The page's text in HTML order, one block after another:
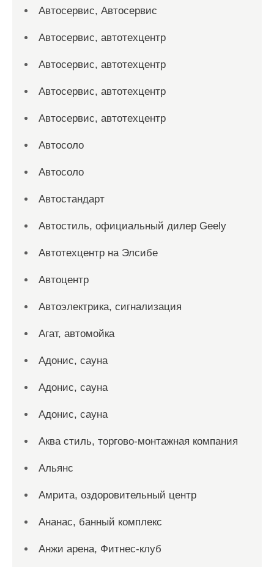
Автосервис, Автосервис
Автосервис, автотехцентр
Автосервис, автотехцентр
Автосервис, автотехцентр
Автосервис, автотехцентр
Автосоло
Автосоло
Автостандарт
Автостиль, официальный дилер Geely
Автотехцентр на Элсибе
Автоцентр
Автоэлектрика, сигнализация
Агат, автомойка
Адонис, сауна
Адонис, сауна
Адонис, сауна
Аква стиль, торгово-монтажная компания
Альянс
Амрита, оздоровительный центр
Ананас, банный комплекс
Анжи арена, Фитнес-клуб